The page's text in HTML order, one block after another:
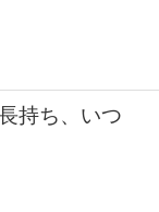
持ち、いつ